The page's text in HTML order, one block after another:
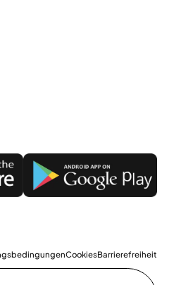
CookiesBarrierefreiheit